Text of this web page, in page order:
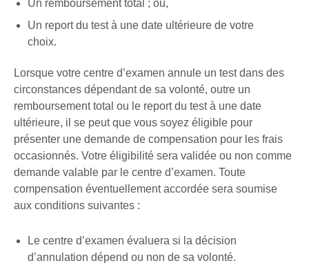
Un remboursement total ; ou,
Un report du test à une date ultérieure de votre
choix.
Lorsque votre centre d’examen annule un test dans des
circonstances dépendant de sa volonté, outre un
remboursement total ou le report du test à une date
ultérieure, il se peut que vous soyez éligible pour
présenter une demande de compensation pour les frais
occasionnés. Votre éligibilité sera validée ou non comme
demande valable par le centre d’examen. Toute
compensation éventuellement accordée sera soumise
aux conditions suivantes :
Le centre d’examen évaluera si la décision
d’annulation dépend ou non de sa volonté.